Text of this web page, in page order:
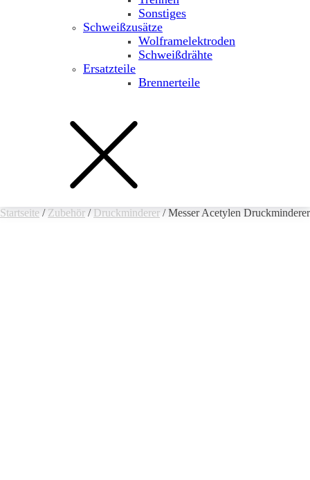
Sonstiges
Schweißzusätze
Wolframelektroden
Schweißdrähte
Ersatzteile
Brennerteile
Startseite / Zubehör / Druckminderer / Messer Acetylen Druckminderer